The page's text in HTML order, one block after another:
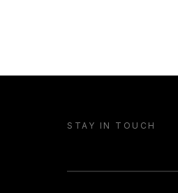
STAY IN TOUCH